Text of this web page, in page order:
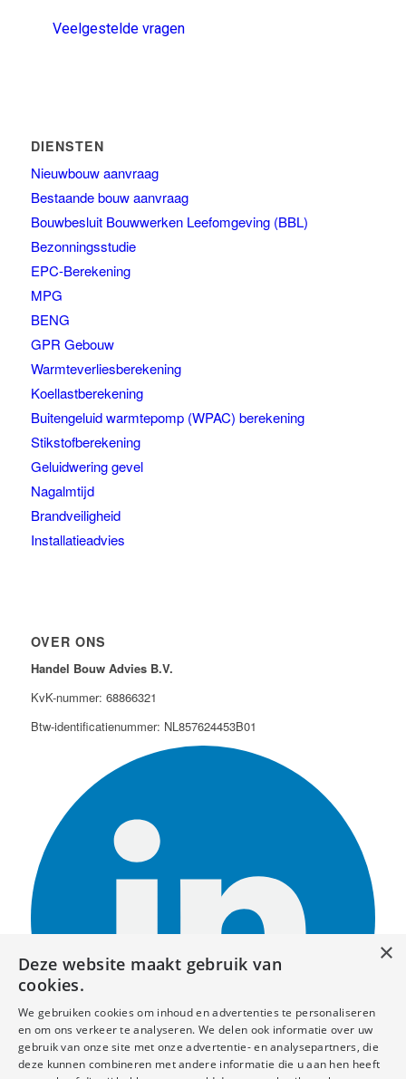
Veelgestelde vragen
DIENSTEN
Nieuwbouw aanvraag
Bestaande bouw aanvraag
Bouwbesluit Bouwwerken Leefomgeving (BBL)
Bezonningsstudie
EPC-Berekening
MPG
BENG
GPR Gebouw
Warmteverliesberekening
Koellastberekening
Buitengeluid warmtepomp (WPAC) berekening
Stikstofberekening
Geluidwering gevel
Nagalmtijd
Brandveiligheid
Installatieadvies
OVER ONS
Handel Bouw Advies B.V.
KvK-nummer: 68866321
Btw-identificatienummer: NL857624453B01
×
Deze website maakt gebruik van
cookies.
We gebruiken cookies om inhoud en advertenties te personaliseren
en om ons verkeer te analyseren. We delen ook informatie over uw
gebruik van onze site met onze advertentie- en analysepartners, die
deze kunnen combineren met andere informatie die u aan hen heeft